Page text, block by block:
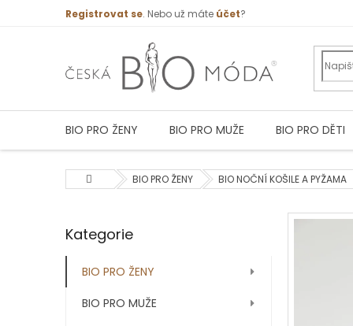
Registrovat se. Nebo už máte účet?
BIO PRO ŽENY BIO PRO MUŽE BIO PRO DĚTI
DomůBIO PRO ŽENY BIO NOČNÍ KOŠILE A PYŽAMA
o
s
r
Přeskočit
kategorie
Kategorie
BIO PRO ŽENY
BIO PRO MUŽE